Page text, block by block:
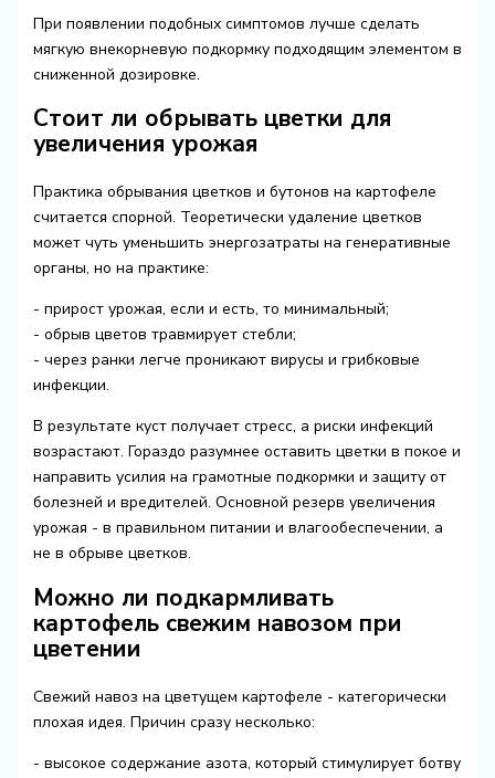
При появлении подобных симптомов лучше сделать
мягкую внекорневую подкормку подходящим элементом в
сниженной дозировке.
Стоит ли обрывать цветки для
увеличения урожая
Практика обрывания цветков и бутонов на картофеле
считается спорной. Теоретически удаление цветков
может чуть уменьшить энергозатраты на генеративные
органы, но на практике:
- прирост урожая, если и есть, то минимальный;
- обрыв цветов травмирует стебли;
- через ранки легче проникают вирусы и грибковые
инфекции.
В результате куст получает стресс, а риски инфекций
возрастают. Гораздо разумнее оставить цветки в покое и
направить усилия на грамотные подкормки и защиту от
болезней и вредителей. Основной резерв увеличения
урожая - в правильном питании и влагообеспечении, а
не в обрыве цветков.
Можно ли подкармливать
картофель свежим навозом при
цветении
Свежий навоз на цветущем картофеле - категорически
плохая идея. Причин сразу несколько:
- высокое содержание азота, который стимулирует ботву